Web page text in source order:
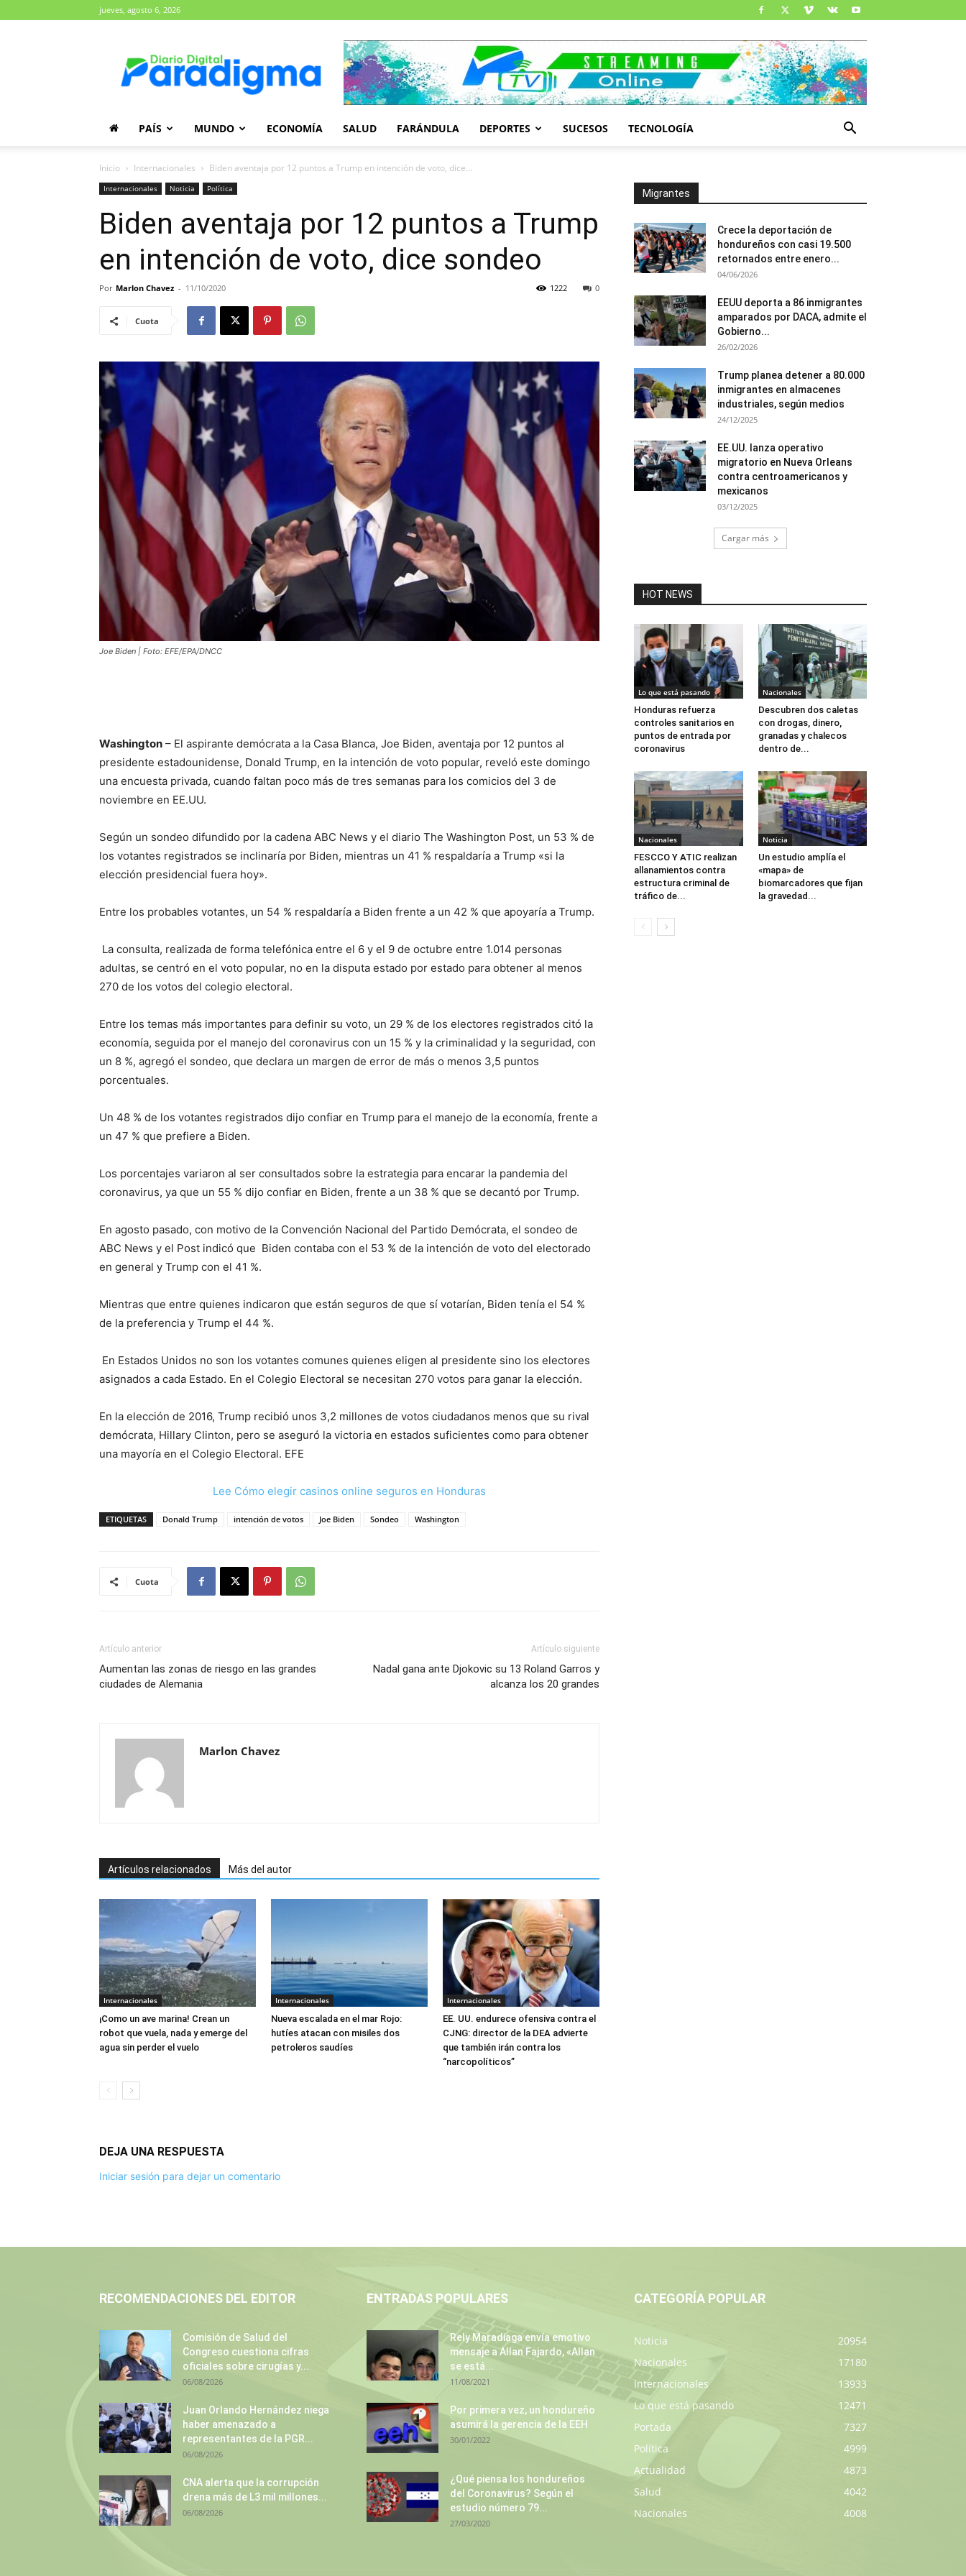
jueves, agosto 6, 2026
Paradigma
PAÍS MUNDO ECONOMÍA SALUD FARÁNDULA DEPORTES SUCESOS TECNOLOGÍA
Inicio Internacionales Biden aventaja por 12 puntos a Trump en intención de voto, dice...
Internacionales Noticia Política
Biden aventaja por 12 puntos a Trump
en intención de voto, dice sondeo
Por Marlon Chavez - 11/10/2020 0
1222
Cuota
Joe Biden | Foto: EFE/EPA/DNCC
Washington – El aspirante demócrata a la Casa Blanca, Joe Biden, aventaja por 12 puntos al
presidente estadounidense, Donald Trump, en la intención de voto popular, reveló este domingo
una encuesta privada, cuando faltan poco más de tres semanas para los comicios del 3 de
noviembre en EE.UU.
Según un sondeo difundido por la cadena ABC News y el diario The Washington Post, un 53 % de
los votantes registrados se inclinaría por Biden, mientras un 41 % respaldaría a Trump «si la
elección presidencial fuera hoy».
Entre los probables votantes, un 54 % respaldaría a Biden frente a un 42 % que apoyaría a Trump.
La consulta, realizada de forma telefónica entre el 6 y el 9 de octubre entre 1.014 personas
adultas, se centró en el voto popular, no en la disputa estado por estado para obtener al menos
270 de los votos del colegio electoral.
Entre los temas más importantes para definir su voto, un 29 % de los electores registrados citó la
economía, seguida por el manejo del coronavirus con un 15 % y la criminalidad y la seguridad, con
un 8 %, agregó el sondeo, que declara un margen de error de más o menos 3,5 puntos
porcentuales.
Un 48 % de los votantes registrados dijo confiar en Trump para el manejo de la economía, frente a
un 47 % que prefiere a Biden.
Los porcentajes variaron al ser consultados sobre la estrategia para encarar la pandemia del
coronavirus, ya que un 55 % dijo confiar en Biden, frente a un 38 % que se decantó por Trump.
En agosto pasado, con motivo de la Convención Nacional del Partido Demócrata, el sondeo de
ABC News y el Post indicó que Biden contaba con el 53 % de la intención de voto del electorado
en general y Trump con el 41 %.
Mientras que entre quienes indicaron que están seguros de que sí votarían, Biden tenía el 54 %
de la preferencia y Trump el 44 %.
En Estados Unidos no son los votantes comunes quienes eligen al presidente sino los electores
asignados a cada Estado. En el Colegio Electoral se necesitan 270 votos para ganar la elección.
En la elección de 2016, Trump recibió unos 3,2 millones de votos ciudadanos menos que su rival
demócrata, Hillary Clinton, pero se aseguró la victoria en estados suficientes como para obtener
una mayoría en el Colegio Electoral. EFE
Lee Cómo elegir casinos online seguros en Honduras
ETIQUETAS Donald Trump intención de votos Joe Biden Sondeo Washington
Cuota
Artículo anterior
Aumentan las zonas de riesgo en las grandes
ciudades de Alemania
Artículo siguiente
Nadal gana ante Djokovic su 13 Roland Garros y
alcanza los 20 grandes
Marlon Chavez
Artículos relacionados Más del autor
Internacionales
¡Como un ave marina! Crean un
robot que vuela, nada y emerge del
agua sin perder el vuelo
Internacionales
Nueva escalada en el mar Rojo:
hutíes atacan con misiles dos
petroleros saudíes
Internacionales
EE. UU. endurece ofensiva contra el
CJNG: director de la DEA advierte
que también irán contra los
“narcopolíticos”
DEJA UNA RESPUESTA
Iniciar sesión para dejar un comentario
Migrantes
Crece la deportación de
hondureños con casi 19.500
retornados entre enero...
04/06/2026
EEUU deporta a 86 inmigrantes
amparados por DACA, admite el
Gobierno...
26/02/2026
Trump planea detener a 80.000
inmigrantes en almacenes
industriales, según medios
24/12/2025
EE.UU. lanza operativo
migratorio en Nueva Orleans
contra centroamericanos y
mexicanos
03/12/2025
Cargar más
HOT NEWS
Lo que está pasando
Honduras refuerza
controles sanitarios en
puntos de entrada por
coronavirus
Nacionales
Descubren dos caletas
con drogas, dinero,
granadas y chalecos
dentro de...
Nacionales
FESCCO Y ATIC realizan
allanamientos contra
estructura criminal de
tráfico de...
Noticia
Un estudio amplía el
«mapa» de
biomarcadores que fijan
la gravedad...
RECOMENDACIONES DEL EDITOR
Comisión de Salud del
Congreso cuestiona cifras
oficiales sobre cirugías y...
06/08/2026
Juan Orlando Hernández niega
haber amenazado a
representantes de la PGR...
06/08/2026
CNA alerta que la corrupción
drena más de L3 mil millones...
06/08/2026
ENTRADAS POPULARES
Rely Maradiaga envía emotivo
mensaje a Allan Fajardo, «Allan
se está...
11/08/2021
Por primera vez, un hondureño
asumirá la gerencia de la EEH
30/01/2022
¿Qué piensa los hondureños
del Coronavirus? Según el
estudio número 79...
27/03/2020
CATEGORÍA POPULAR
Noticia
20954
Nacionales
17180
Internacionales
13933
Lo que está pasando
12471
Portada
7327
Política
4999
Actualidad
4873
Salud
4042
Nacionales
4008